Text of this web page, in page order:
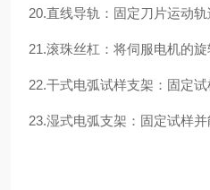
20.直线导轨：固定刀片运动轨
21.滚珠丝杠：将伺服电机的
22.干式电弧试样支架：固定试
23.湿式电弧支架：固定试样